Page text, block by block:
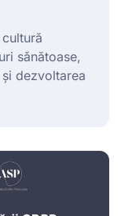
sănătoase,
dezvoltarea